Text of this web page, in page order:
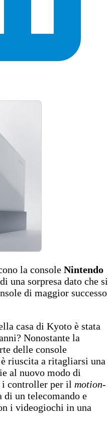
la console Nintendo
una sorpresa dato che si
di maggior successo
casa di Kyoto è stata
Nonostante la
delle console
riuscita a ritagliarsi una
al nuovo modo di
controller per il motion-
di un telecomando e
i videogiochi in una